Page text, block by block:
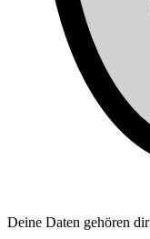
Deine Daten gehören dir